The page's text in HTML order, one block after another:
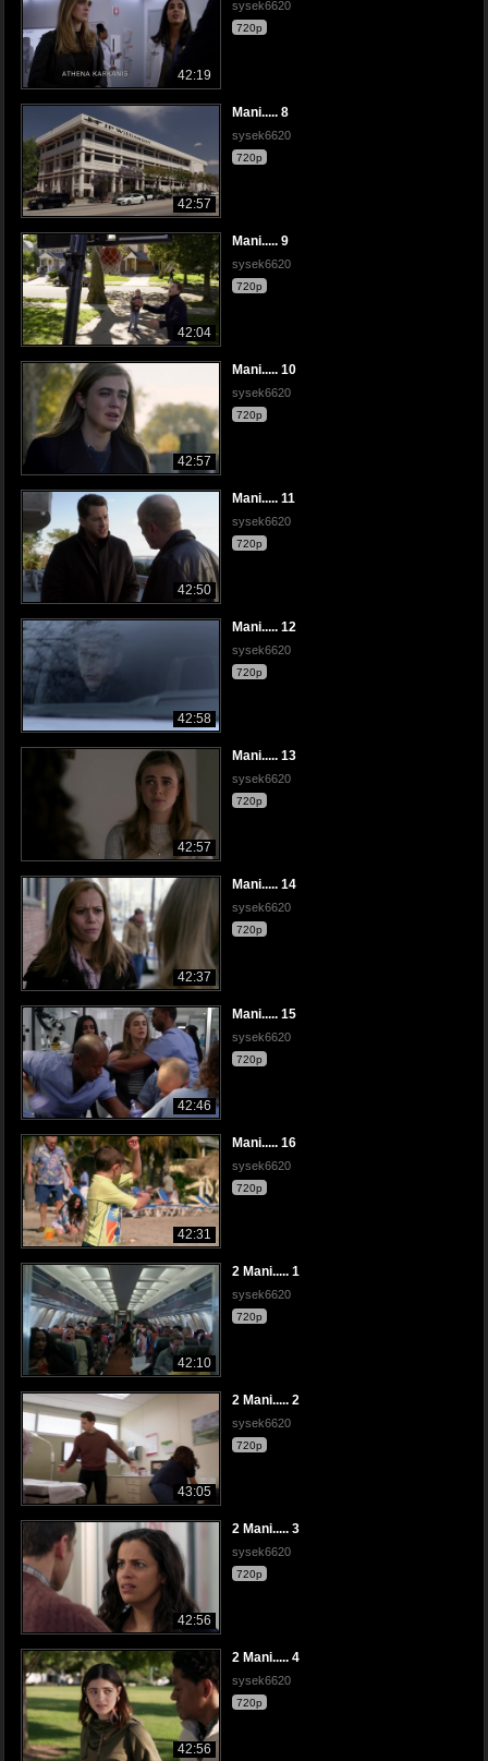
42:19
sysek6620
720p
42:57
Mani..... 8
sysek6620
720p
42:04
Mani..... 9
sysek6620
720p
42:57
Mani..... 10
sysek6620
720p
42:50
Mani..... 11
sysek6620
720p
42:58
Mani..... 12
sysek6620
720p
42:57
Mani..... 13
sysek6620
720p
42:37
Mani..... 14
sysek6620
720p
42:46
Mani..... 15
sysek6620
720p
42:31
Mani..... 16
sysek6620
720p
42:10
2 Mani..... 1
sysek6620
720p
43:05
2 Mani..... 2
sysek6620
720p
42:56
2 Mani..... 3
sysek6620
720p
42:56
2 Mani..... 4
sysek6620
720p